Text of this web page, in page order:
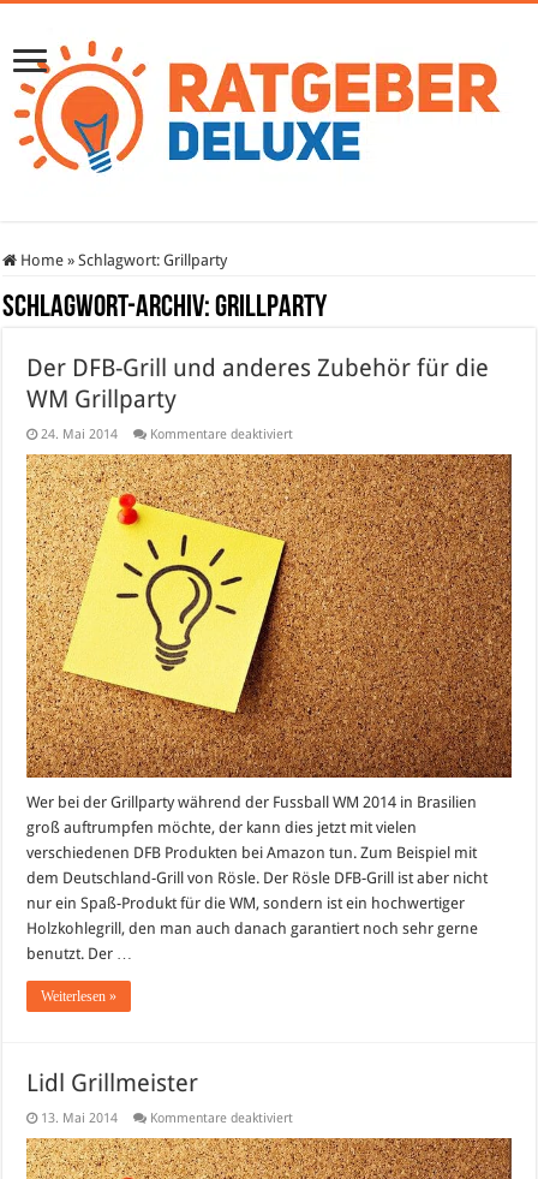
Home » Schlagwort:Grillparty
Schlagwort-Archiv:Grillparty
Der DFB-Grill und anderes Zubehör für die
WM Grillparty
24. Mai 2014 Kommentare deaktiviertfür
DFB-
Grill
und
anderes
Zubehör
für
die
WM
Grillparty
Wer bei der Grillparty während der Fussball WM 2014 in Brasilien
groß auftrumpfen möchte, der kann dies jetzt mit vielen
verschiedenen DFB Produkten bei Amazon tun. Zum Beispiel mit
dem Deutschland-Grill von Rösle. Der Rösle DFB-Grill ist aber nicht
nur ein Spaß-Produkt für die WM, sondern ist ein hochwertiger
Holzkohlegrill, den man auch danach garantiert noch sehr gerne
benutzt. Der …
Weiterlesen »
Lidl Grillmeister
13. Mai 2014 Kommentare deaktiviertfür
Grillmeister